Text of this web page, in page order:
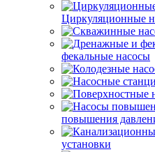
Циркуляционные
фекальные насосы
повышения
установки